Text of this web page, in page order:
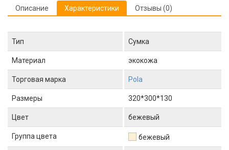
Описание Характеристики Отзывы (0)
Тип Сумка
Материал экокожа
Торговая марка Pola
Размеры 320*300*130
Цвет бежевый
Группа цвета бежевый